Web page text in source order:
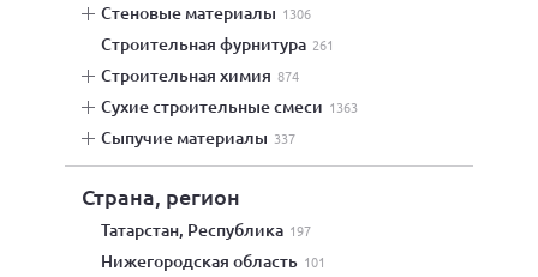
стеновые материалы 1306
строительная фурнитура 261
строительная химия 874
сухие строительные смеси 1363
сыпучие материалы 337
Страна, регион
Татарстан, Республика 197
Нижегородская область 101